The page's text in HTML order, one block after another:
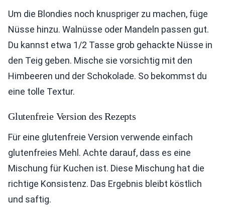
Um die Blondies noch knuspriger zu machen, füge
Nüsse hinzu. Walnüsse oder Mandeln passen gut.
Du kannst etwa 1/2 Tasse grob gehackte Nüsse in
den Teig geben. Mische sie vorsichtig mit den
Himbeeren und der Schokolade. So bekommst du
eine tolle Textur.
Glutenfreie Version des Rezepts
Für eine glutenfreie Version verwende einfach
glutenfreies Mehl. Achte darauf, dass es eine
Mischung für Kuchen ist. Diese Mischung hat die
richtige Konsistenz. Das Ergebnis bleibt köstlich
und saftig.